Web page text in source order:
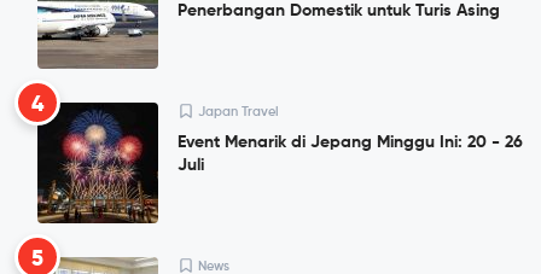
Penerbangan Domestik untuk Turis Asing
4 Japan Travel
Event Menarik di Jepang Minggu Ini: 20 - 26
Juli
5 News